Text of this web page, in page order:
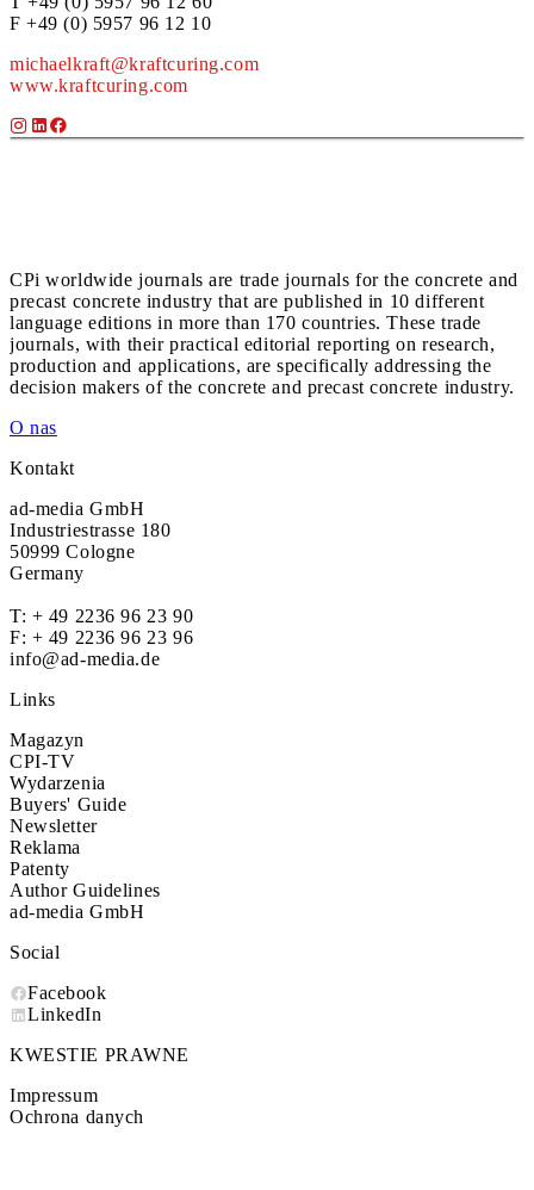
F +49 (0) 5957 96 12 10
michaelkraft@kraftcuring.com
www.kraftcuring.com
CPi worldwide journals are trade journals for the concrete and
precast concrete industry that are published in 10 different
language editions in more than 170 countries. These trade
journals, with their practical editorial reporting on research,
production and applications, are specifically addressing the
decision makers of the concrete and precast concrete industry.
O nas
Kontakt
ad-media GmbH
Industriestrasse 180
50999 Cologne
Germany
T: + 49 2236 96 23 90
F: + 49 2236 96 23 96
info@ad-media.de
Links
Magazyn
CPI-TV
Wydarzenia
Buyers' Guide
Newsletter
Reklama
Patenty
Author Guidelines
ad-media GmbH
Social
Facebook
LinkedIn
KWESTIE PRAWNE
Impressum
Ochrona danych